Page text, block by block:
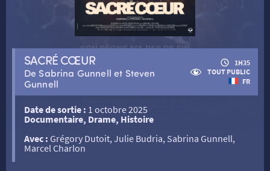
SÉANCES SPÉCIALES
RETOUR
RETOUR
RETOUR
RETOUR
TARIFS
SACRÉ CŒUR
De Sabrina Gunnell et Steven
Gunnell
1H35
TOUT PUBLIC
FR
Date de sortie : 1 octobre 2025
Documentaire, Drame, Histoire
Avec : Grégory Dutoit, Julie Budria, Sabrina Gunnell,
Marcel Charlon